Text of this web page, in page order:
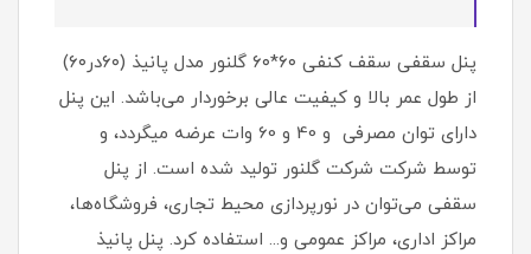
پنل سقفی سقف کنفی ۶۰*۶۰ گلنور مدل پانیذ (۶۰در۶۰)
از طول عمر بالا و کیفیت عالی برخوردار می‌باشد. این پنل
دارای توان مصرفی و 40 و 60 وات عرضه میگردد، و
توسط شرکت شرکت گلنور تولید شده است. از پنل
سقفی می‌توان در نورپردازی محیط تجاری، فروشگاه‌ها،
مراکز اداری، مراکز عمومی و... استفاده کرد. پنل پانیذ